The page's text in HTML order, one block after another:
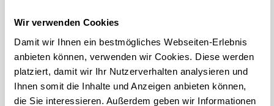
Wir verwenden Cookies
Damit wir Ihnen ein bestmögliches Webseiten-Erlebnis
anbieten können, verwenden wir Cookies. Diese werden
platziert, damit wir Ihr Nutzerverhalten analysieren und
Ihnen somit die Inhalte und Anzeigen anbieten können,
die Sie interessieren. Außerdem geben wir Informationen
E-Mail
suedafrika@erlebe.de